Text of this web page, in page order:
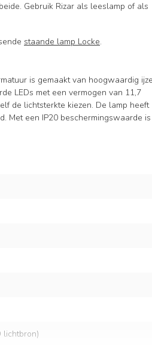
Gebruik Rizar als leeslamp of als
staande lamp Locke.
is gemaakt van hoogwaardig
LEDs met een vermogen van 11,7
de lichtsterkte kiezen. De lamp heeft
Met een IP20 beschermingswaarde is
lichtbron)